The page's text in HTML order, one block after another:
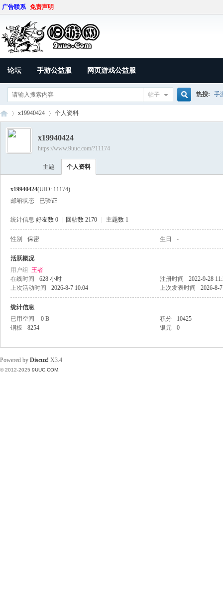
广告联系 免责声明
论坛 手游公益服 网页游戏公益服
帖子 热搜: 手
›
x19940424 个人资料
x19940424
https://www.9uuc.com/?11174
主题 个人资料
x19940424(UID: 11174)
邮箱状态
已验证
统计信息 好友数 0 回帖数 2170 主题数 1
性别 保密 生日 -
活跃概况
用户组 王者
在线时间
628 小时 注册时间
2022-9-28
上次活动时间
2026-8-7 10:04 上次发表时间 2026-8-
统计信息
已用空间
0 B 积分
10425
铜板
8254 银元 0
Powered by Discuz! X3.4
© 2012-2025 9UUC.COM